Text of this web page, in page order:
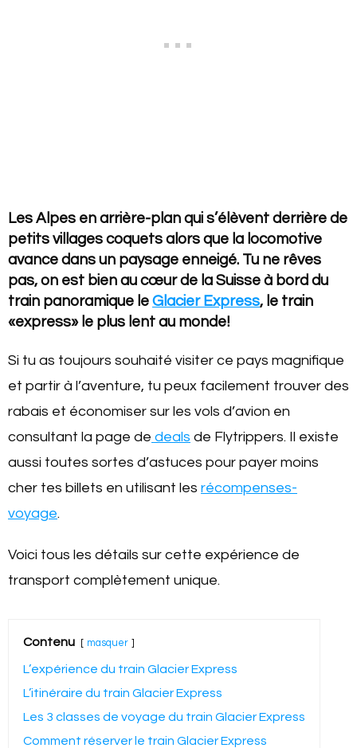
Les Alpes en arrière-plan qui s’élèvent derrière de
petits villages coquets alors que la locomotive
avance dans un paysage enneigé. Tu ne rêves
pas, on est bien au cœur de la Suisse à bord du
train panoramique le Glacier Express, le train
«express» le plus lent au monde!
Si tu as toujours souhaité visiter ce pays magnifique
et partir à l’aventure, tu peux facilement trouver des
rabais et économiser sur les vols d’avion en
consultant la page de deals de Flytrippers. Il existe
aussi toutes sortes d’astuces pour payer moins
cher tes billets en utilisant les récompenses-
voyage.
Voici tous les détails sur cette expérience de
transport complètement unique.
Contenu masquer
L’expérience du train Glacier Express
L’itinéraire du train Glacier Express
Les 3 classes de voyage du train Glacier Express
Comment réserver le train Glacier Express